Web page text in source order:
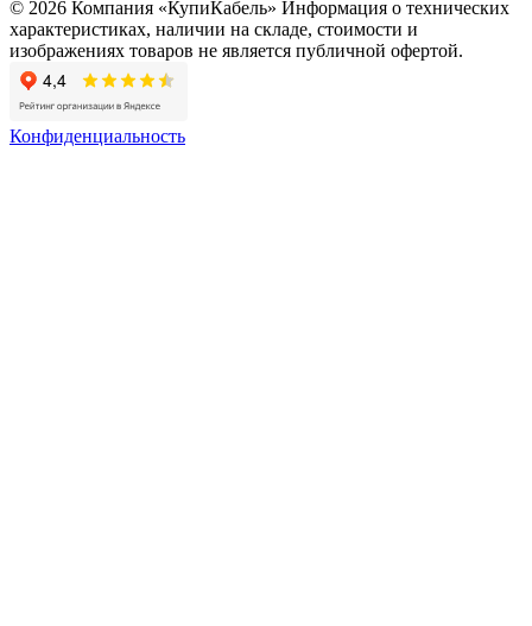
© 2026 Компания «КупиКабель» Информация о технических
характеристиках, наличии на складе, стоимости и
изображениях товаров не является публичной офертой.
Конфиденциальность